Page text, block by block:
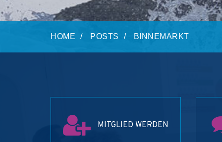
HOME POSTS BINNEMARKT
MITGLIED WERDEN